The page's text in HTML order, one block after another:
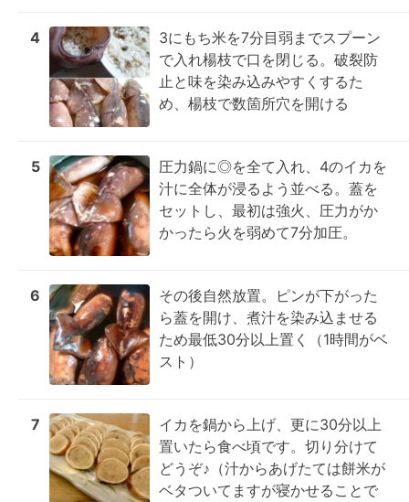
4
3にもち米を7分目弱までスプーン
で入れ楊枝で口を閉じる。破裂防
止と味を染み込みやすくするた
め、楊枝で数箇所穴を開ける
5
圧力鍋に◎を全て入れ、4のイカを
汁に全体が浸るよう並べる。蓋を
セットし、最初は強火、圧力がか
かったら火を弱めて7分加圧。
6
その後自然放置。ピンが下がった
ら蓋を開け、煮汁を染み込ませる
ため最低30分以上置く（1時間がベ
スト）
7
イカを鍋から上げ、更に30分以上
置いたら食べ頃です。切り分けて
どうぞ♪（汁からあげたては餅米が
ベタついてますが寝かせることで